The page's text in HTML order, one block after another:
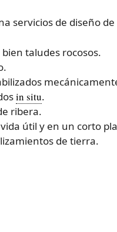
servicios de diseño
taludes rocosos.
in situ.
ribera.
útil y en un corto
de tierra.